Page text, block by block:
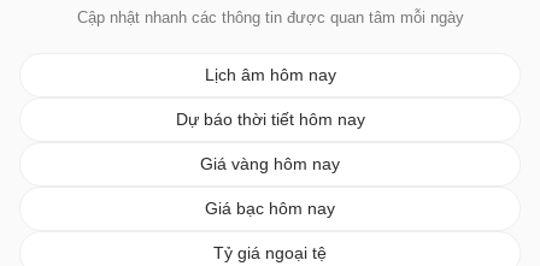
Cập nhật nhanh các thông tin được quan tâm mỗi ngày
Lịch âm hôm nay
Dự báo thời tiết hôm nay
Giá vàng hôm nay
Giá bạc hôm nay
Tỷ giá ngoại tệ